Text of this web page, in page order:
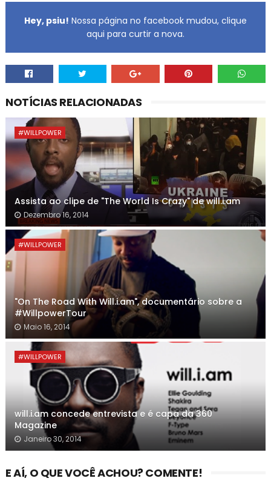
Hey, psiu! Nossa página no facebook mudou, clique
aqui para curtir a nova.
NOTÍCIAS RELACIONADAS
#WILLPOWER
Assista ao clipe de "The World Is Crazy" de will.i.am
Dezembro 16, 2014
#WILLPOWER
"On The Road With Will.i.am", documentário sobre a
#WillpowerTour
Maio 16, 2014
#WILLPOWER
will.i.am concede entrevista e é capa da 360
Magazine
Janeiro 30, 2014
E AÍ, O QUE VOCÊ ACHOU? COMENTE!